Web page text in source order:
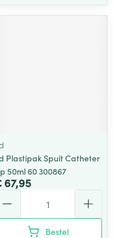
Plastipak Spuit Catheter
50ml 60 300867
67,95
Bestel